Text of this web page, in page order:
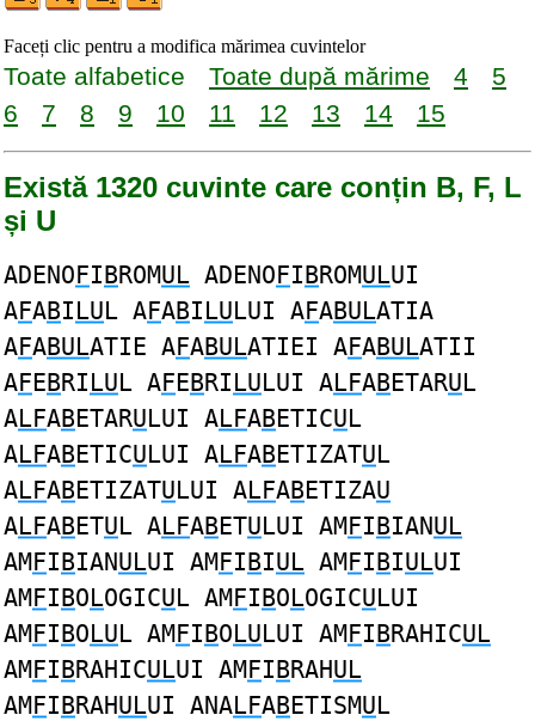
Faceți clic pentru a modifica mărimea cuvintelor
Toate alfabetice Toate după mărime 4
5
6
7 8 9 10 11 12 13 14 15
Există 1320 cuvinte care conțin B, F, L
și U
ADENOFIBROMUL ADENOFIBROMULUI
AFABILUL AFABILULUI AFABULATIA
AFABULATIE AFABULATIEI AFABULATII
AFEBRILUL AFEBRILULUI ALFABETARUL
ALFABETARULUI ALFABETICUL
ALFABETICULUI ALFABETIZATUL
ALFABETIZATULUI ALFABETIZAU
ALFABETUL ALFABETULUI AMFIBIANUL
AMFIBIANULUI AMFIBIUL AMFIBIULUI
AMFIBOLOGICUL AMFIBOLOGICULUI
AMFIBOLUL AMFIBOLULUI AMFIBRAHICUL
AMFIBRAHICULUI AMFIBRAHUL
AMFIBRAHULUI ANALFABETISMUL